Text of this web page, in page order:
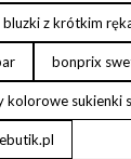
bluzki z krótkim
bonprix
kolorowe sukienki